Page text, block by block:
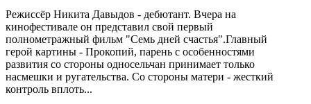
Режиссёр Никита Давыдов - дебютант. Вчера на
кинофестивале он представил свой первый
полнометражный фильм "Семь дней счастья".Главный
герой картины - Прокопий, парень с особенностями
развития со стороны односельчан принимает только
насмешки и ругательства. Со стороны матери - жесткий
контроль вплоть...